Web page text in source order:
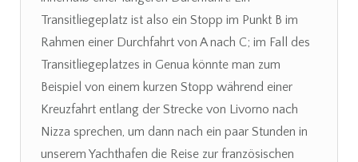
Transitliegeplatz ist also ein Stopp im Punkt B im
Rahmen einer Durchfahrt von A nach C; im Fall des
Transitliegeplatzes in Genua könnte man zum
Beispiel von einem kurzen Stopp während einer
Kreuzfahrt entlang der Strecke von Livorno nach
Nizza sprechen, um dann nach ein paar Stunden in
unserem Yachthafen die Reise zur französischen